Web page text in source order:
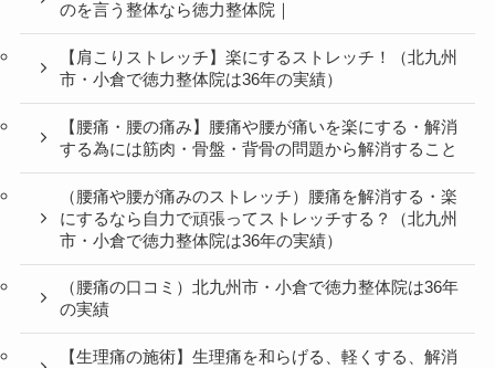
のを言う整体なら徳力整体院｜
【肩こりストレッチ】楽にするストレッチ！（北九州
市・小倉で徳力整体院は36年の実績）
【腰痛・腰の痛み】腰痛や腰が痛いを楽にする・解消
する為には筋肉・骨盤・背骨の問題から解消すること
（腰痛や腰が痛みのストレッチ）腰痛を解消する・楽
にするなら自力で頑張ってストレッチする？（北九州
市・小倉で徳力整体院は36年の実績）
（腰痛の口コミ）北九州市・小倉で徳力整体院は36年
の実績
【生理痛の施術】生理痛を和らげる、軽くする、解消